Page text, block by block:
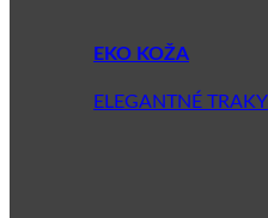
EKO KOŽA
ELEGANTNÉ TRAKY